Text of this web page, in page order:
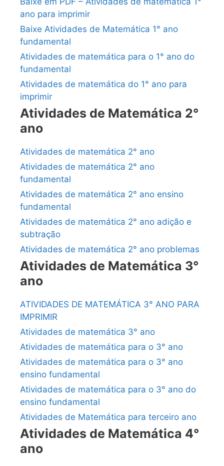
ano para imprimir
Baixe Atividades de Matemática 1° ano
fundamental
Atividades de matemática para o 1° ano do
fundamental
Atividades de matemática do 1° ano para
imprimir
Atividades de Matemática 2°
ano
Atividades de matemática 2° ano
Atividades de matemática 2° ano
fundamental
Atividades de matemática 2° ano ensino
fundamental
Atividades de matemática 2° ano adição e
subtração
Atividades de matemática 2° ano problemas
Atividades de Matemática 3°
ano
ATIVIDADES DE MATEMÁTICA 3° ANO PARA
IMPRIMIR
Atividades de matemática 3° ano
Atividades de matemática para o 3° ano
Atividades de matemática para o 3° ano
ensino fundamental
Atividades de matemática para o 3° ano do
ensino fundamental
Atividades de Matemática para terceiro ano
Atividades de Matemática 4°
ano